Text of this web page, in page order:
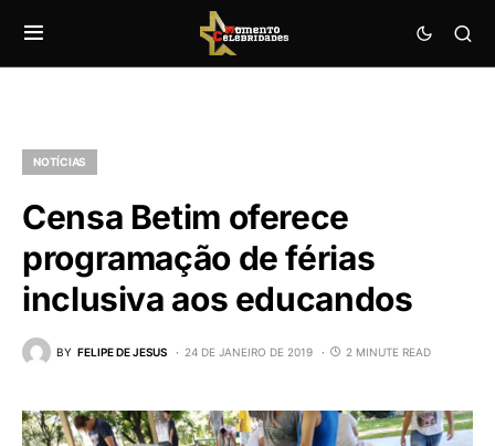
NOTÍCIAS
Censa Betim oferece
programação de férias
inclusiva aos educandos
BY FELIPE DE JESUS 24 DE JANEIRO DE 2019 2 MINUTE READ